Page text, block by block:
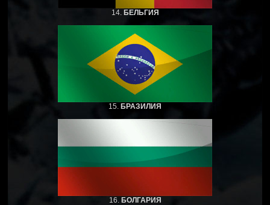
14. БЕЛЬГИЯ
15. БРАЗИЛИЯ
16. БОЛГАРИЯ